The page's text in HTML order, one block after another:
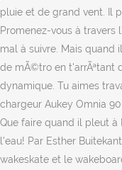
pluie et de grand vent. Il
Promenez-vous à
mal à suivre. Mais quand
de mÃ©tro en t'arrÃªtant
dynamique. Tu aimes
chargeur Aukey Omnia
Que faire quand il pleut à
l'eau! Par Esther
wakeskate et le